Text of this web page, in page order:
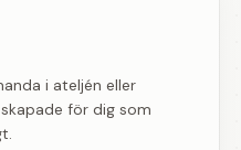
i ateljén eller
för dig som